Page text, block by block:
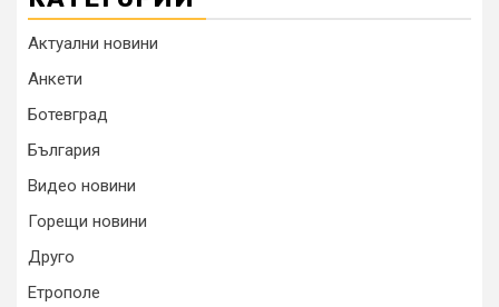
Актуални новини
Анкети
Ботевград
България
Видео новини
Горещи новини
Друго
Етрополе